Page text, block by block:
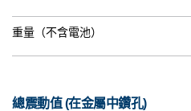
重量（不含電池）
總震動值 (在金屬中鑽孔)